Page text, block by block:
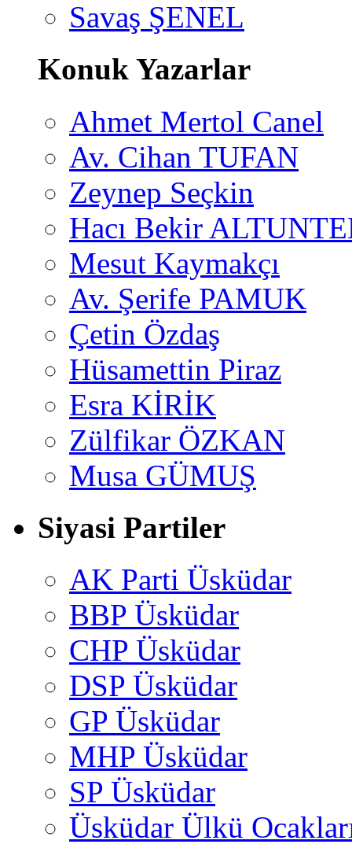
Savaş ŞENEL
Konuk Yazarlar
Ahmet Mertol Canel
Av. Cihan TUFAN
Zeynep Seçkin
Hacı Bekir
Mesut Kaymakçı
Av. Şerife PAMUK
Çetin Özdaş
Hüsamettin Piraz
Esra KİRİK
Zülfikar ÖZKAN
Musa GÜMUŞ
Siyasi Partiler
AK Parti Üsküdar
BBP Üsküdar
CHP Üsküdar
DSP Üsküdar
GP Üsküdar
MHP Üsküdar
SP Üsküdar
Üsküdar Ülkü